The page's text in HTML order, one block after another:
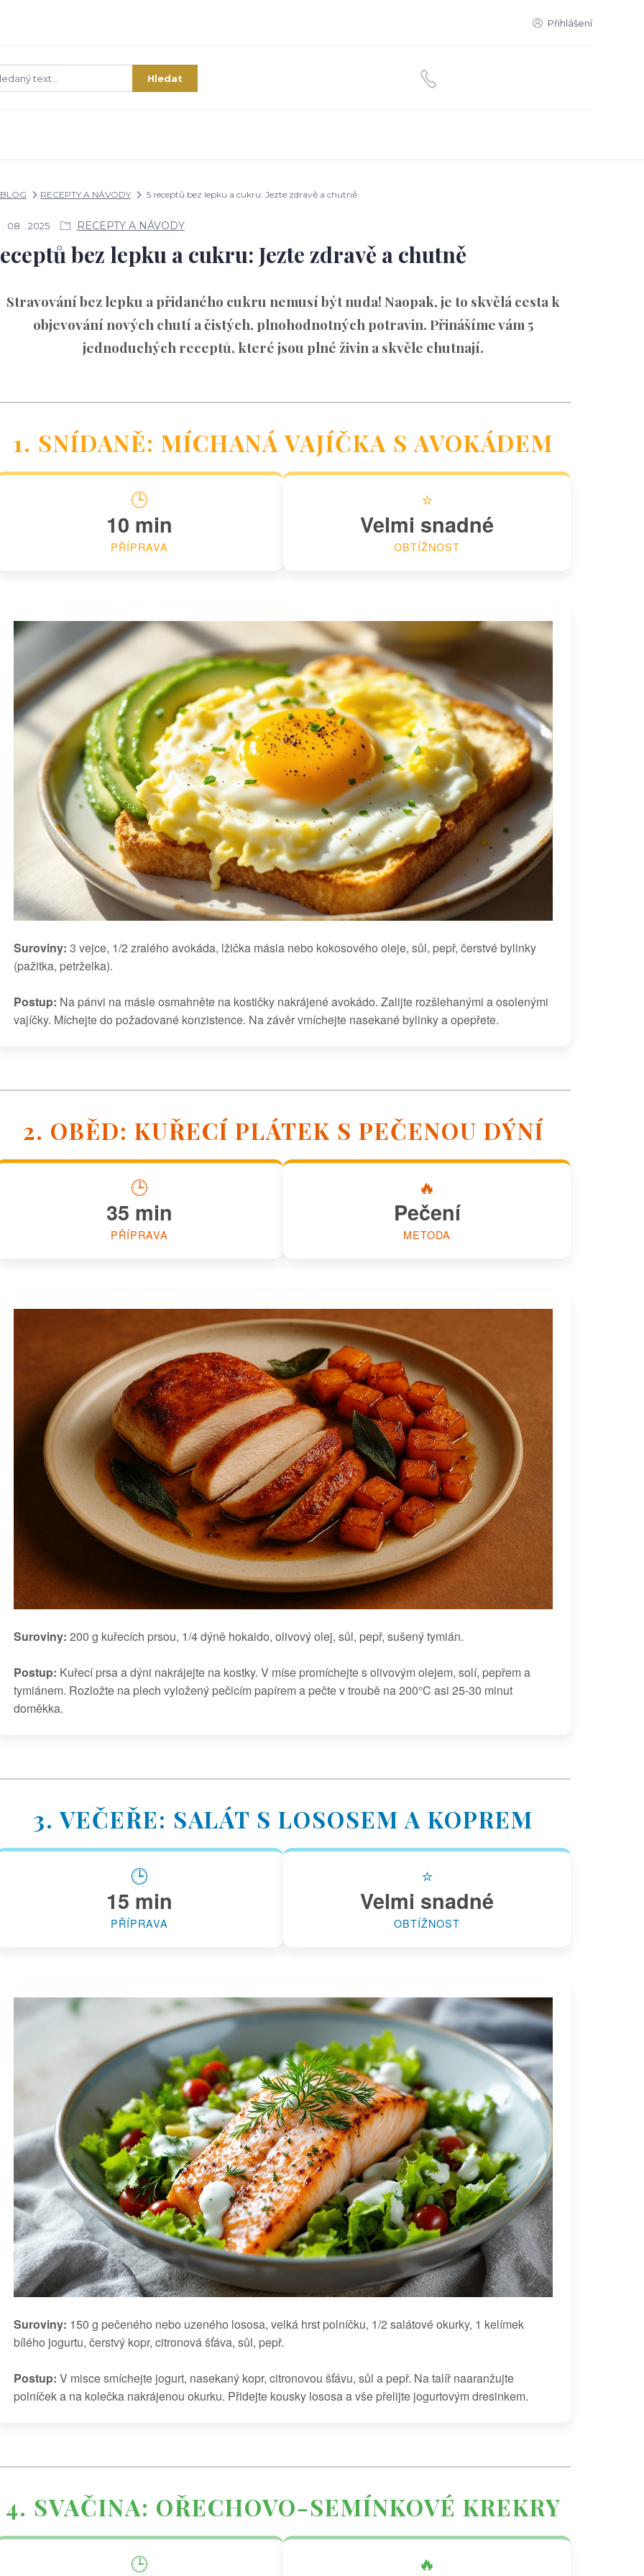
Přihlášení
Hledat
BLOG RECEPTY A NÁVODY 5 receptů bez lepku a cukru: Jezte zdravě a chutně
08 2025 RECEPTY A NÁVODY
bez lepku a cukru: Jezte zdravě a chutně
Stravování bez lepku a přidaného cukru nemusí být nuda! Naopak, je to skvělá cesta k
objevování nových chutí a čistých, plnohodnotných potravin. Přinášíme vám 5
jednoduchých receptů, které jsou plné živin a skvěle chutnají.
1. SNÍDANĚ: MÍCHANÁ VAJÍČKA S AVOKÁDEM
🕒
10 min
PŘÍPRAVA
⭐
Velmi snadné
OBTÍŽNOST
Suroviny: 3 vejce, 1/2 zralého avokáda, lžička másla nebo kokosového oleje, sůl, pepř, čerstvé bylinky
(pažitka, petrželka).
Postup: Na pánvi na másle osmahněte na kostičky nakrájené avokádo. Zalijte rozšlehanými a osolenými
vajíčky. Míchejte do požadované konzistence. Na závěr vmíchejte nasekané bylinky a opepřete.
2. OBĚD: KUŘECÍ PLÁTEK S PEČENOU DÝNÍ
🕒
35 min
PŘÍPRAVA
🔥
Pečení
METODA
Suroviny: 200 g kuřecích prsou, 1/4 dýně hokaido, olivový olej, sůl, pepř, sušený tymián.
Postup: Kuřecí prsa a dýni nakrájejte na kostky. V míse promíchejte s olivovým olejem, solí, pepřem a
tymiánem. Rozložte na plech vyložený pečicím papírem a pečte v troubě na 200°C asi 25-30 minut
doměkka.
3. VEČEŘE: SALÁT S LOSOSEM A KOPREM
🕒
15 min
PŘÍPRAVA
⭐
Velmi snadné
OBTÍŽNOST
Suroviny: 150 g pečeného nebo uzeného lososa, velká hrst polníčku, 1/2 salátové okurky, 1 kelímek
bílého jogurtu, čerstvý kopr, citronová šťáva, sůl, pepř.
Postup: V misce smíchejte jogurt, nasekaný kopr, citronovou šťávu, sůl a pepř. Na talíř naaranžujte
polníček a na kolečka nakrájenou okurku. Přidejte kousky lososa a vše přelijte jogurtovým dresinkem.
4. SVAČINA: OŘECHOVO-SEMÍNKOVÉ KREKRY
🕒 🔥